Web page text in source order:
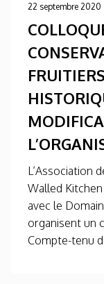
22 septembre 2020
L’Association
Walled
avec le
organisent un
Compte-tenu